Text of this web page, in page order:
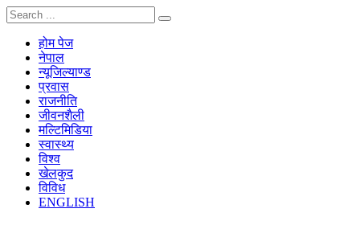
होम पेज
नेपाल
न्यूजिल्याण्ड
प्रवास
राजनीति
जीवनशैली
मल्टिमिडिया
स्वास्थ्य
विश्व
खेलकुद
विविध
ENGLISH